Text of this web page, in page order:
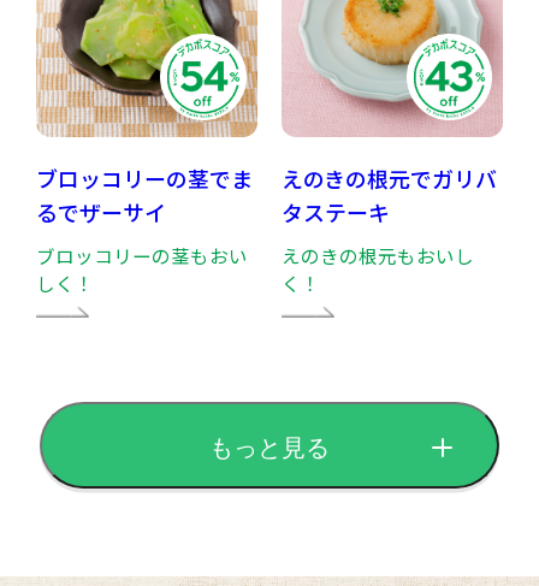
ブロッコリーの茎でま
るでザーサイ
ブロッコリーの茎もおい
しく！
えのきの根元でガリバ
タステーキ
えのきの根元もおいし
く！
もっと見る